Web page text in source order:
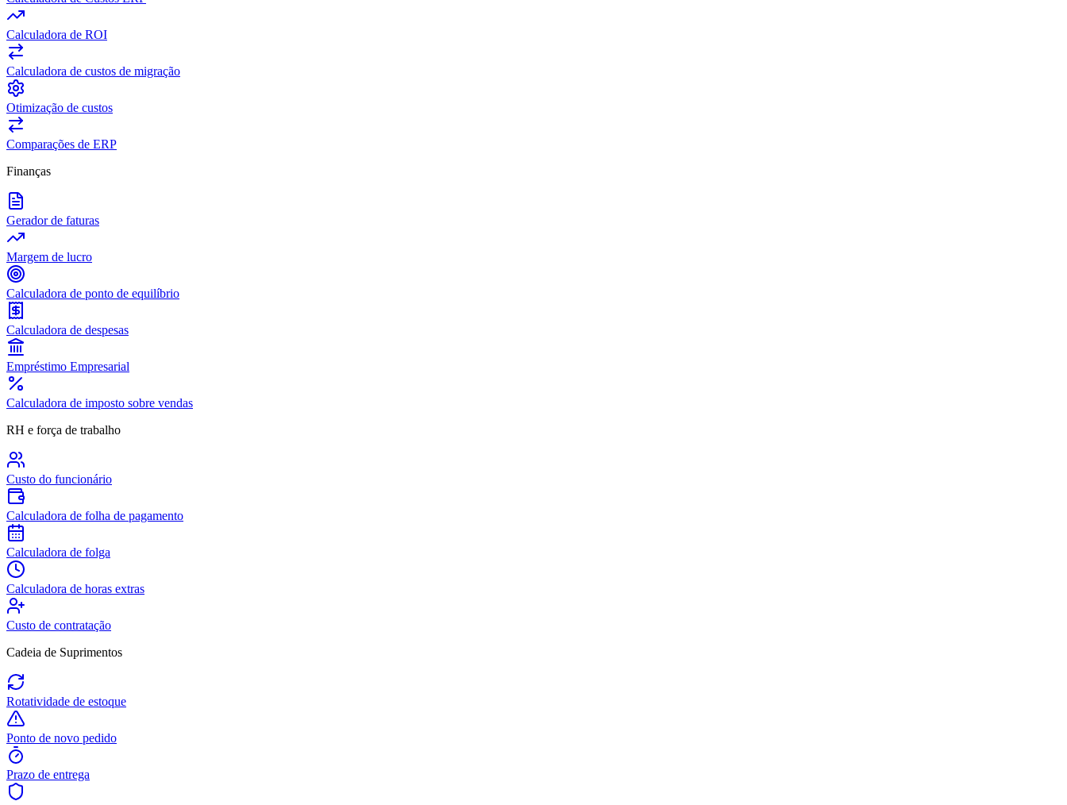
Calculadora de ROI
Calculadora de custos de migração
Otimização de custos
Comparações de ERP
Finanças
Gerador de faturas
Margem de lucro
Calculadora de ponto de equilíbrio
Calculadora de despesas
Empréstimo Empresarial
Calculadora de imposto sobre vendas
RH e força de trabalho
Custo do funcionário
Calculadora de folha de pagamento
Calculadora de folga
Calculadora de horas extras
Custo de contratação
Cadeia de Suprimentos
Rotatividade de estoque
Ponto de novo pedido
Prazo de entrega